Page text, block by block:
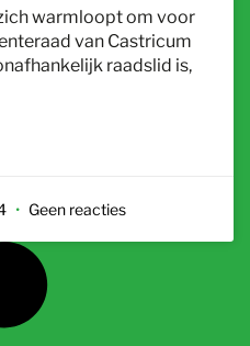
warmloopt om voor
van Castricum
raadslid is,
Geen reacties